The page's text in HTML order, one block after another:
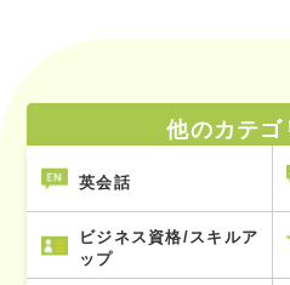
他のカテゴ
英会話
ビジネス資格/スキルア
ップ